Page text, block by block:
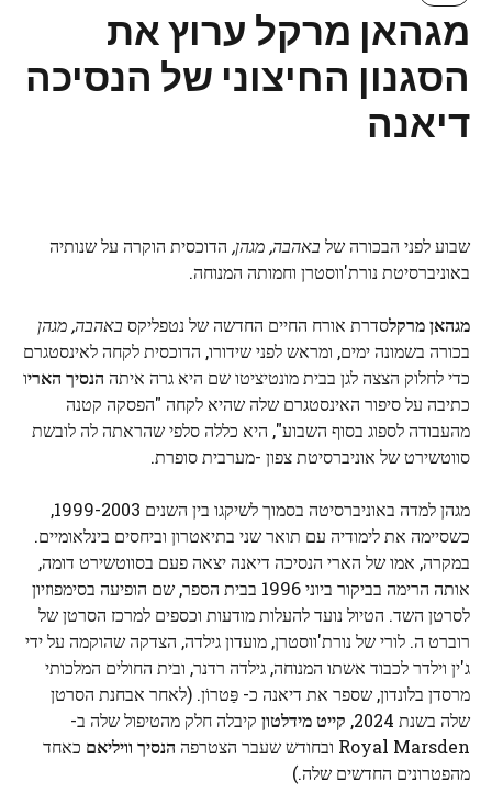
מגהאן מרקל ערוץ את
הסגנון החיצוני של הנסיכה
דיאנה
שבוע לפני הבכורה של באהבה, מגהן, הדוכסית הוקרה על שנותיה
באוניברסיטת נורת'ווסטרן וחמותה המנוחה.
מגהאן מרקלסדרת אורח החיים החדשה של נטפליקס באהבה, מגהן
בכורה בשמונה ימים, ומראש לפני שידורו, הדוכסית לקחה לאינסטגרם
כדי לחלוק הצצה לגן בבית מונטיציטו שם היא גרה איתה הנסיך האריו
כתיבה על סיפור האינסטגרם שלה שהיא לקחה "הפסקה קטנה
מהעבודה לספוג בסוף השבוע", היא כללה סלפי שהראתה לה לובשת
סווטשירט של אוניברסיטת צפון -מערבית סופרת.
מגהן למדה באוניברסיטה בסמוך לשיקגו בין השנים 1999-2003,
כשסיימה את לימודיה עם תואר שני בתיאטרון וביחסים בינלאומיים.
במקרה, אמו של הארי הנסיכה דיאנה יצאה פעם בסווטשירט דומה,
אותה הרימה בביקור ביוני 1996 בבית הספר, שם הופיעה בסימפוזיון
לסרטן השד. הטיול נועד להעלות מודעות וכספים למרכז הסרטן של
רוברט ה. לורי של נורת'ווסטרן, מועדון גילדה, הצדקה שהוקמה על ידי
ג'ין וילדר לכבוד אשתו המנוחה, גילדה רדנר, ובית החולים המלכותי
מרסדן בלונדון, שספר את דיאנה כ- פַּטרוֹן. (לאחר אבחנת הסרטן
שלה בשנת 2024,
קייט מידלטון קיבלה חלק מהטיפול שלה ב-
Royal Marsden ובחודש שעבר הצטרפה
הנסיך וויליאם כאחד
מהפטרונים החדשים שלה.)